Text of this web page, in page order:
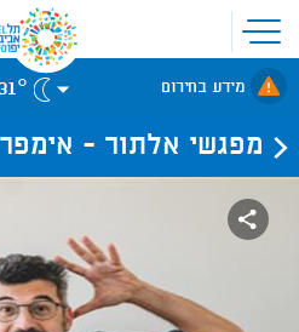
פתיחת
תפריט
אתר
לאתר עיריית
תל-אביב
מידע בחירום
מפגשי אלתור -